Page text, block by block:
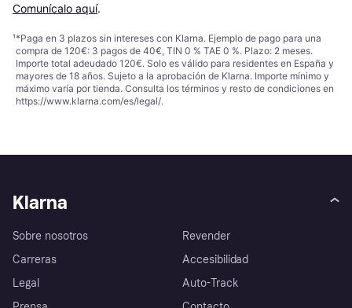
Comunícalo aquí.
¹*Paga en 3 plazos sin intereses con Klarna. Ejemplo de pago para una
compra de 120€: 3 pagos de 40€, TIN 0 % TAE 0 %. Plazo: 2 meses.
Importe total adeudado 120€. Solo es válido para residentes en España y
mayores de 18 años. Sujeto a la aprobación de Klarna. Importe mínimo y
máximo varía por tienda. Consulta los términos y resto de condiciones en
https://www.klarna.com/es/legal/.
Klarna
Sobre nosotros
Carreras
Legal
Revender
Accesibilidad
Auto-Track